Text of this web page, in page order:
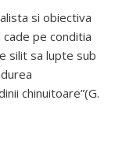
si obiectiva
cade pe conditia
silit sa lupte sub
chinuitoare”(G.